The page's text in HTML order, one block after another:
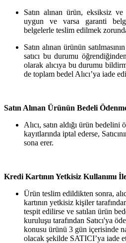
Satın alınan ürün, eksiksiz
uygun ve varsa garanti
belgelerle teslim edilmek
Satın alınan ürünün
satıcı bu durumu
olarak alıcıya bu durumu
de toplam bedel Alıcı’ya iade
Satın Alınan Ürünün Bedeli
Alıcı, satın aldığı ürün bedelini
kayıtlarında iptal ederse,
sona erer.
Kredi Kartının Yetkisiz Kullanımı
Ürün teslim edildikten sonra,
kartının yetkisiz kişiler
tespit edilirse ve satılan ürün
kuruluşu tarafından Satıcı'ya
konusu ürünü 3 gün içerisinde
olacak şekilde SATICI’ya iade